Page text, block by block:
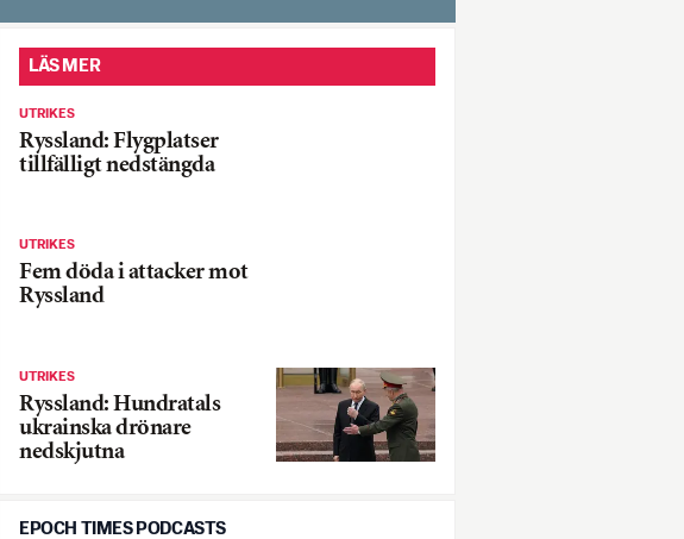
LÄS MER
UTRIKES
Ryssland: Flygplatser
tillfälligt nedstängda
UTRIKES
Fem döda i attacker mot
Ryssland
UTRIKES
Ryssland: Hundratals
ukrainska drönare
nedskjutna
EPOCH TIMES PODCASTS